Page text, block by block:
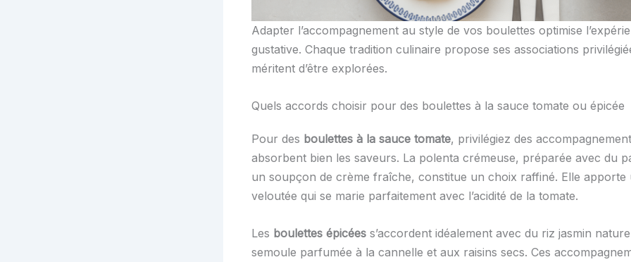
Adapter l’accompagnement au style de vos boulettes optimise
gustative. Chaque tradition culinaire propose ses associations
méritent d’être explorées.
Quels accords choisir pour des boulettes à la sauce tomate ou épicée
Pour des boulettes à la sauce tomate, privilégiez des
absorbent bien les saveurs. La polenta crémeuse, préparée avec du
un soupçon de crème fraîche, constitue un choix raffiné. Elle apporte
veloutée qui se marie parfaitement avec l’acidité de la tomate.
Les boulettes épicées s’accordent idéalement avec du riz jasmin
semoule parfumée à la cannelle et aux raisins secs. Ces